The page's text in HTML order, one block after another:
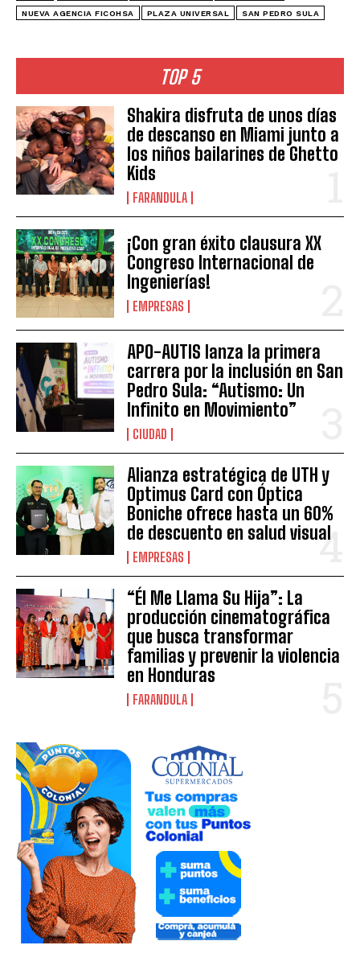
TOP 5
Shakira disfruta de unos días
de descanso en Miami junto a
los niños bailarines de Ghetto
Kids
FARANDULA
¡Con gran éxito clausura XX
Congreso Internacional de
Ingenierías!
EMPRESAS
APO-AUTIS lanza la primera
carrera por la inclusión en San
Pedro Sula: “Autismo: Un
Infinito en Movimiento”
CIUDAD
Alianza estratégica de UTH y
Optimus Card con Óptica
Boniche ofrece hasta un 60%
de descuento en salud visual
EMPRESAS
“Él Me Llama Su Hija”: La
producción cinematográfica
que busca transformar
familias y prevenir la violencia
en Honduras
FARANDULA
NUEVA AGENCIA FICOHSA PLAZA UNIVERSAL SAN PEDRO SULA